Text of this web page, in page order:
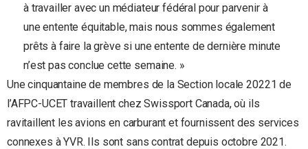
à travailler avec un médiateur fédéral pour parvenir à
une entente équitable, mais nous sommes également
prêts à faire la grève si une entente de dernière minute
n’est pas conclue cette semaine. »
Une cinquantaine de membres de la Section locale 20221 de
l’AFPC-UCET travaillent chez Swissport Canada, où ils
ravitaillent les avions en carburant et fournissent des services
connexes à YVR. Ils sont sans contrat depuis octobre 2021.